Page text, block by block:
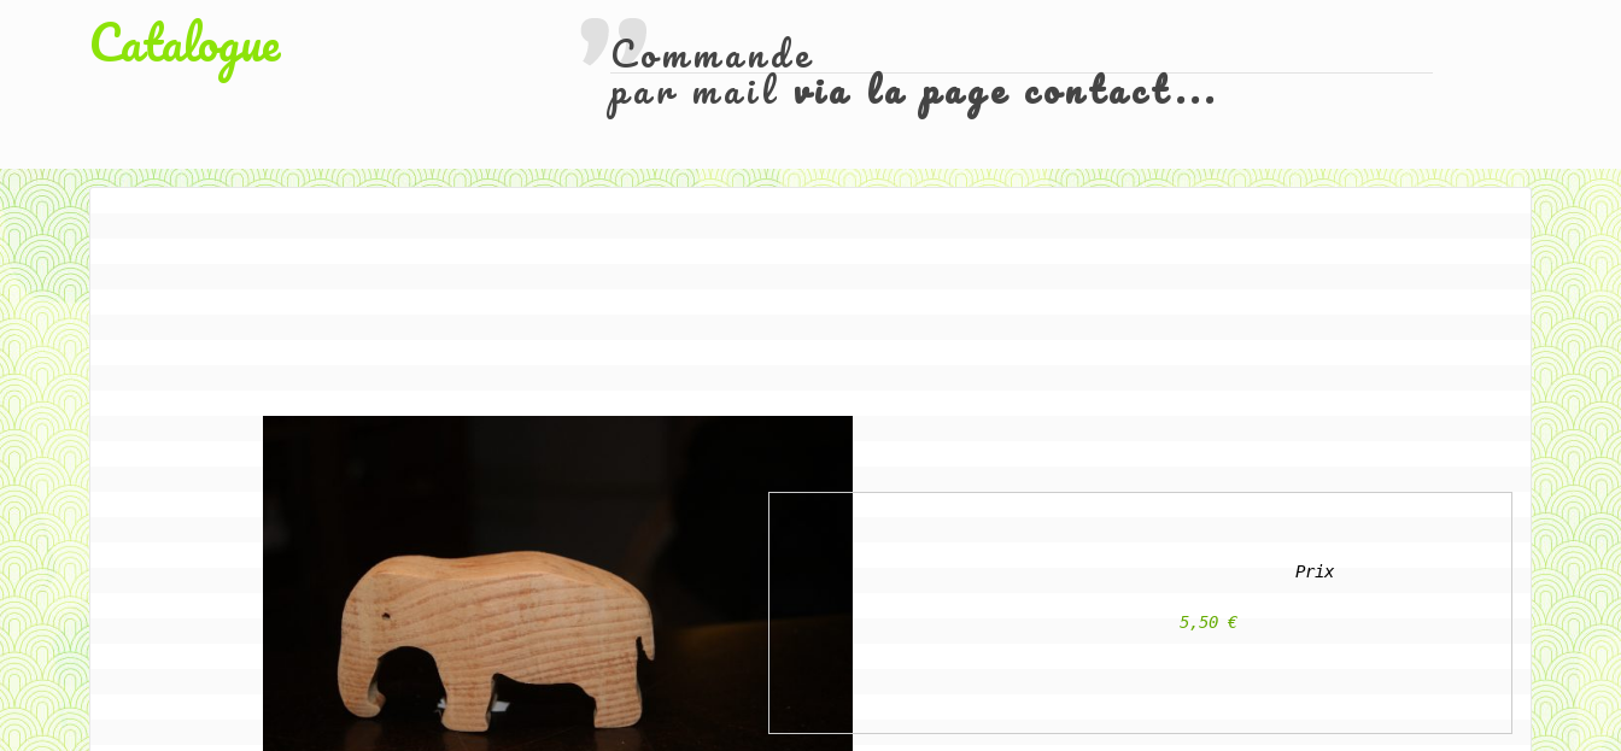
Catalogue Commande
par mailvia la page contact...
Prix
					5,50 €